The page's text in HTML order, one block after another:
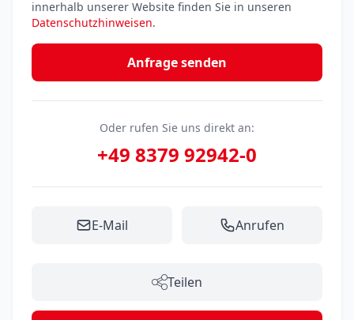
innerhalb unserer Website finden Sie in unseren
Datenschutzhinweisen.
Anfrage senden
Oder rufen Sie uns direkt an:
+49 8379 92942-0
E-Mail Anrufen
Teilen